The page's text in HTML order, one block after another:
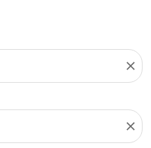
close
close